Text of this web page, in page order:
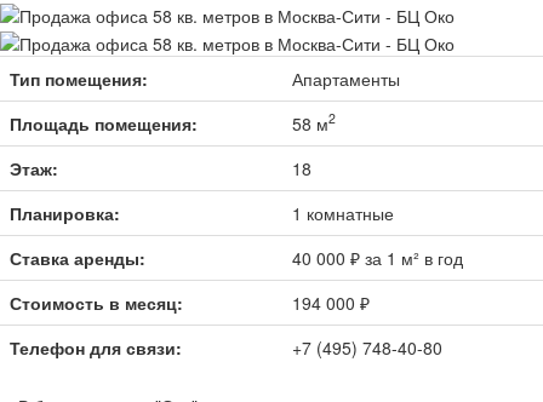
Тип помещения:
Апартаменты
Площадь помещения:
58 м2
Этаж:
18
Планировка:
1 комнатные
Ставка аренды:
40 000 ₽ за 1 м² в год
Стоимость в месяц:
194 000 ₽
Телефон для связи:
+7 (495) 748-40-80